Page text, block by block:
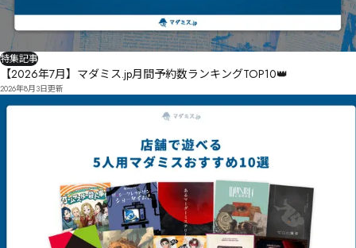
特集記事
【2026年7月】マダミス.jp月間予約数ランキングTOP10👑
2026年8月3日更新